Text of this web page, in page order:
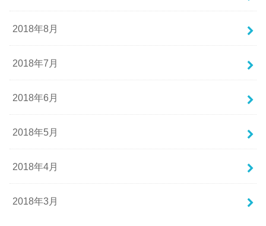
2018年8月
2018年7月
2018年6月
2018年5月
2018年4月
2018年3月